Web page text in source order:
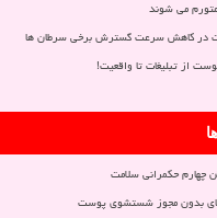
می شوند
در کاهش سرعت گسترش برخی سرطان ها
از تبلیغات تا واقعیت!
چهارم حکمرانی سلامت
بدون مجوز شستشوی پوست